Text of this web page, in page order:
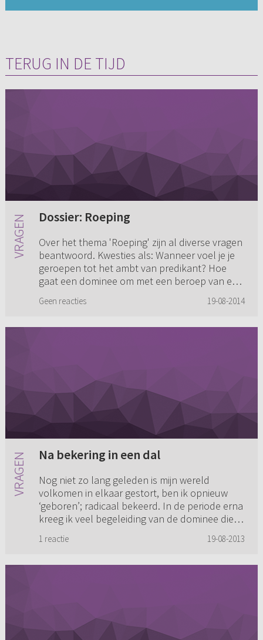
TERUG IN DE TIJD
Dossier: Roeping
Over het thema 'Roeping' zijn al diverse vragen
beantwoord. Kwesties als: Wanneer voel je je
geroepen tot het ambt van predikant? Hoe
gaat een dominee om met een beroep van een
Geen reacties 19-08-2014
Na bekering in een dal
Nog niet zo lang geleden is mijn wereld
volkomen in elkaar gestort, ben ik opnieuw
‘geboren’; radicaal bekeerd. In de periode erna
kreeg ik veel begeleiding van de dominee die
1 reactie 19-08-2013